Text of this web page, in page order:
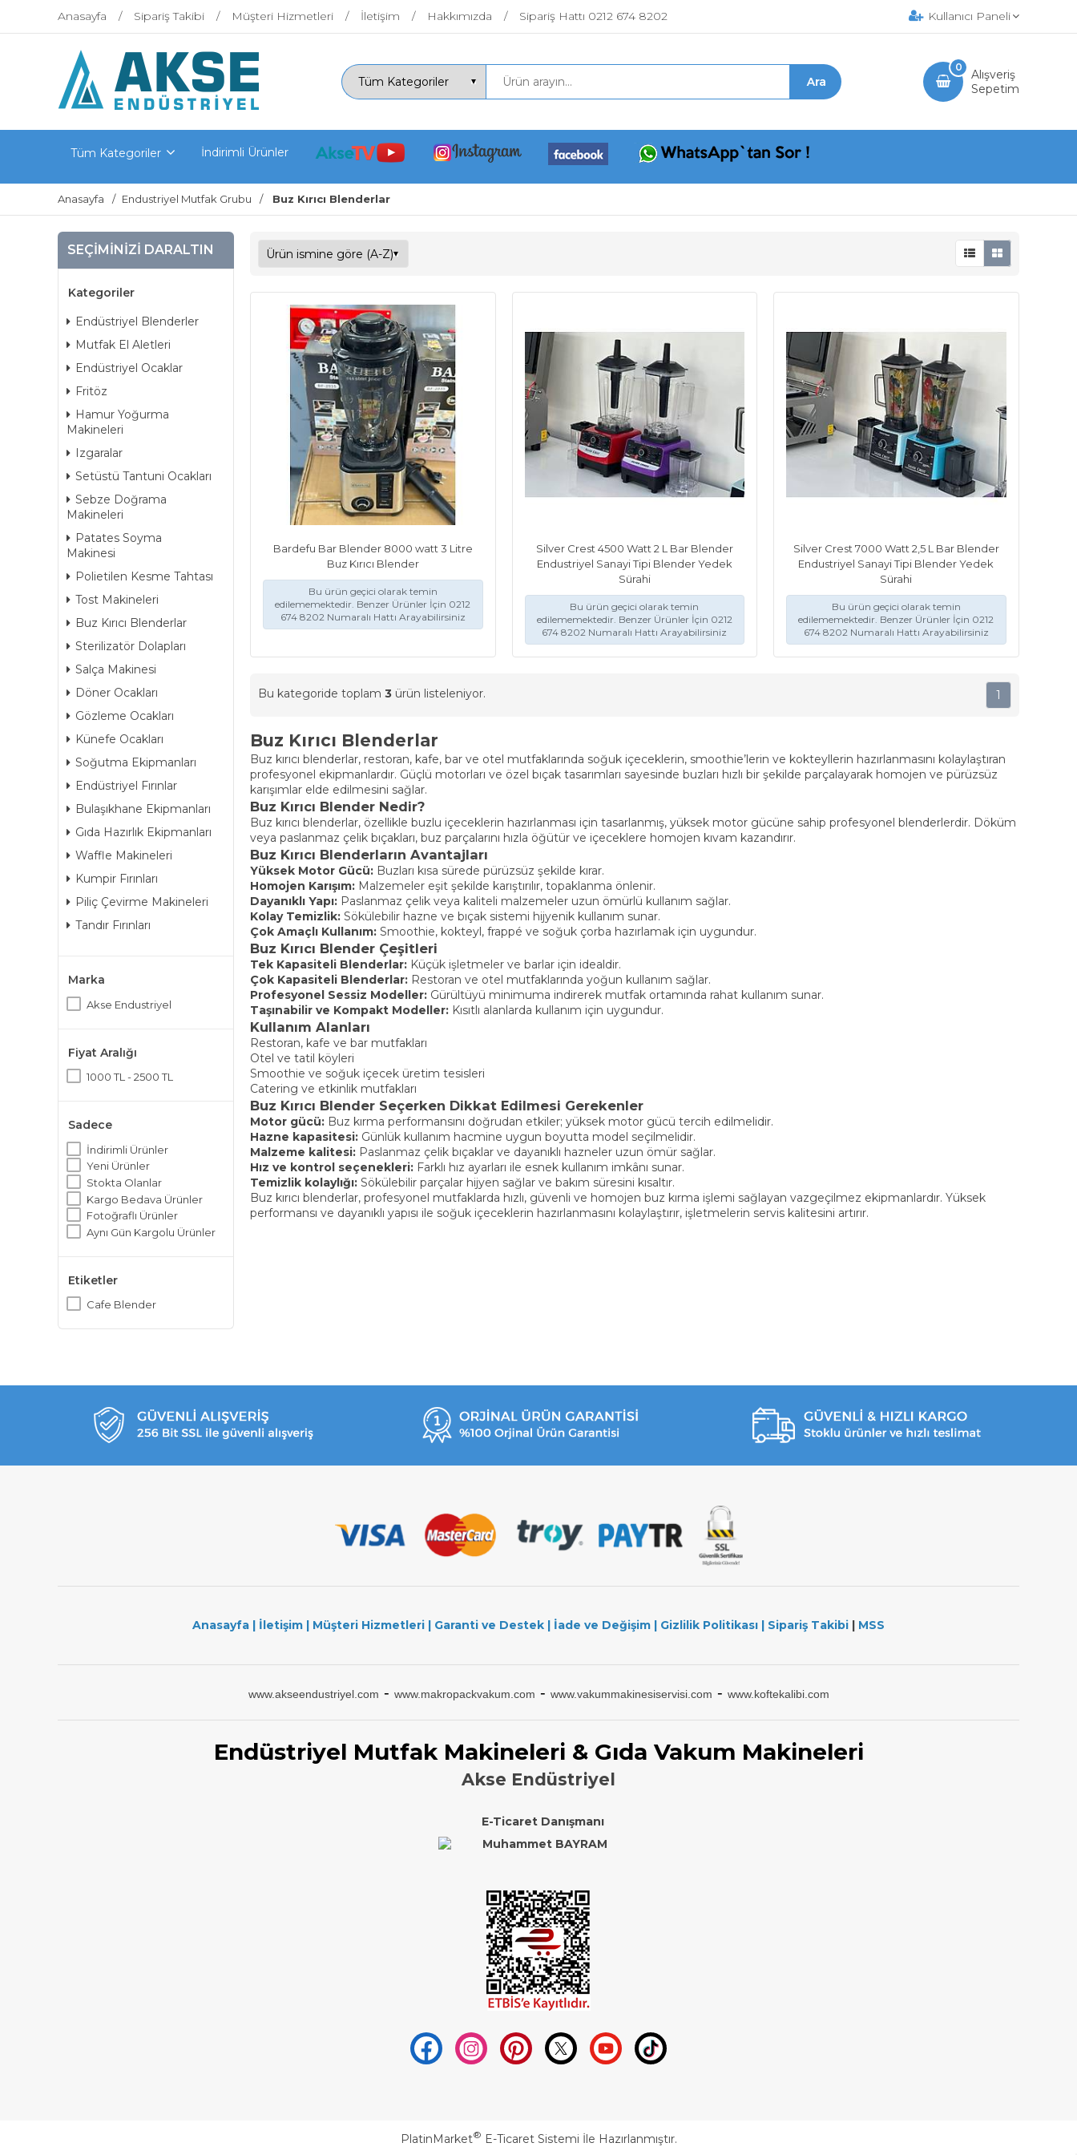
Anasayfa Sipariş Takibi Müşteri Hizmetleri İletişim Hakkımızda Sipariş Hattı 0212 674 8202 Kullanıcı Paneli
Alışveriş
Sepetim
0
Tüm Kategoriler İndirimli Ürünler
Anasayfa Endustriyel Mutfak Grubu Buz Kırıcı Blenderlar
SEÇIMINIZI DARALTIN
Kategoriler
Endüstriyel Blenderler
Mutfak El Aletleri
Endüstriyel Ocaklar
Fritöz
Hamur Yoğurma
Makineleri
Izgaralar
Setüstü Tantuni Ocakları
Sebze Doğrama
Makineleri
Patates Soyma
Makinesi
Polietilen Kesme Tahtası
Tost Makineleri
Buz Kırıcı Blenderlar
Sterilizatör Dolapları
Salça Makinesi
Döner Ocakları
Gözleme Ocakları
Künefe Ocakları
Soğutma Ekipmanları
Endüstriyel Fırınlar
Bulaşıkhane Ekipmanları
Gıda Hazırlık Ekipmanları
Waffle Makineleri
Kumpir Fırınları
Piliç Çevirme Makineleri
Tandır Fırınları
Marka
Akse Endustriyel
Fiyat Aralığı
1000 TL - 2500 TL
Sadece
İndirimli Ürünler
Yeni Ürünler
Stokta Olanlar
Kargo Bedava Ürünler
Fotoğraflı Ürünler
Aynı Gün Kargolu Ürünler
Etiketler
Cafe Blender
Bardefu Bar Blender 8000 watt 3 Litre
Buz Kırıcı Blender
Bu ürün geçici olarak temin
edilememektedir. Benzer Ürünler İçin 0212
674 8202 Numaralı Hattı Arayabilirsiniz
Silver Crest 4500 Watt 2 L Bar Blender
Endustriyel Sanayi Tipi Blender Yedek
Sürahi
Bu ürün geçici olarak temin
edilememektedir. Benzer Ürünler İçin 0212
674 8202 Numaralı Hattı Arayabilirsiniz
Silver Crest 7000 Watt 2,5 L Bar Blender
Endustriyel Sanayi Tipi Blender Yedek
Sürahi
Bu ürün geçici olarak temin
edilememektedir. Benzer Ürünler İçin 0212
674 8202 Numaralı Hattı Arayabilirsiniz
Bu kategoride toplam 3 ürün listeleniyor. 1
Buz Kırıcı Blenderlar
Buz kırıcı blenderlar, restoran, kafe, bar ve otel mutfaklarında soğuk içeceklerin, smoothie’lerin ve kokteyllerin hazırlanmasını kolaylaştıran
profesyonel ekipmanlardır. Güçlü motorları ve özel bıçak tasarımları sayesinde buzları hızlı bir şekilde parçalayarak homojen ve pürüzsüz
karışımlar elde edilmesini sağlar.
Buz Kırıcı Blender Nedir?
Buz kırıcı blenderlar, özellikle buzlu içeceklerin hazırlanması için tasarlanmış, yüksek motor gücüne sahip profesyonel blenderlerdir. Döküm
veya paslanmaz çelik bıçakları, buz parçalarını hızla öğütür ve içeceklere homojen kıvam kazandırır.
Buz Kırıcı Blenderların Avantajları
Yüksek Motor Gücü: Buzları kısa sürede pürüzsüz şekilde kırar.
Homojen Karışım: Malzemeler eşit şekilde karıştırılır, topaklanma önlenir.
Dayanıklı Yapı: Paslanmaz çelik veya kaliteli malzemeler uzun ömürlü kullanım sağlar.
Kolay Temizlik: Sökülebilir hazne ve bıçak sistemi hijyenik kullanım sunar.
Çok Amaçlı Kullanım: Smoothie, kokteyl, frappé ve soğuk çorba hazırlamak için uygundur.
Buz Kırıcı Blender Çeşitleri
Tek Kapasiteli Blenderlar: Küçük işletmeler ve barlar için idealdir.
Çok Kapasiteli Blenderlar: Restoran ve otel mutfaklarında yoğun kullanım sağlar.
Profesyonel Sessiz Modeller: Gürültüyü minimuma indirerek mutfak ortamında rahat kullanım sunar.
Taşınabilir ve Kompakt Modeller: Kısıtlı alanlarda kullanım için uygundur.
Kullanım Alanları
Restoran, kafe ve bar mutfakları
Otel ve tatil köyleri
Smoothie ve soğuk içecek üretim tesisleri
Catering ve etkinlik mutfakları
Buz Kırıcı Blender Seçerken Dikkat Edilmesi Gerekenler
Motor gücü: Buz kırma performansını doğrudan etkiler; yüksek motor gücü tercih edilmelidir.
Hazne kapasitesi: Günlük kullanım hacmine uygun boyutta model seçilmelidir.
Malzeme kalitesi: Paslanmaz çelik bıçaklar ve dayanıklı hazneler uzun ömür sağlar.
Hız ve kontrol seçenekleri: Farklı hız ayarları ile esnek kullanım imkânı sunar.
Temizlik kolaylığı: Sökülebilir parçalar hijyen sağlar ve bakım süresini kısaltır.
Buz kırıcı blenderlar, profesyonel mutfaklarda hızlı, güvenli ve homojen buz kırma işlemi sağlayan vazgeçilmez ekipmanlardır. Yüksek
performansı ve dayanıklı yapısı ile soğuk içeceklerin hazırlanmasını kolaylaştırır, işletmelerin servis kalitesini artırır.
Anasayfa İletişim Müşteri Hizmetleri Garanti ve Destek İade ve Değişim Gizlilik Politikası Sipariş Takibi MSS
www.akseendustriyel.com - www.makropackvakum.com - www.vakummakinesiservisi.com - www.koftekalibi.com
Endüstriyel Mutfak Makineleri & Gıda Vakum Makineleri
Akse Endüstriyel
E-Ticaret Danışmanı
PlatinMarket® E-Ticaret Sistemi İle Hazırlanmıştır.